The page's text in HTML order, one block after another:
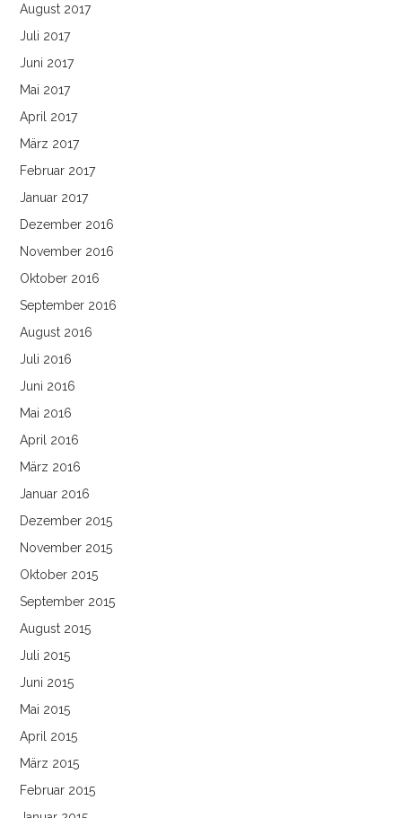
August 2017
Juli 2017
Juni 2017
Mai 2017
April 2017
März 2017
Februar 2017
Januar 2017
Dezember 2016
November 2016
Oktober 2016
September 2016
August 2016
Juli 2016
Juni 2016
Mai 2016
April 2016
März 2016
Januar 2016
Dezember 2015
November 2015
Oktober 2015
September 2015
August 2015
Juli 2015
Juni 2015
Mai 2015
April 2015
März 2015
Februar 2015